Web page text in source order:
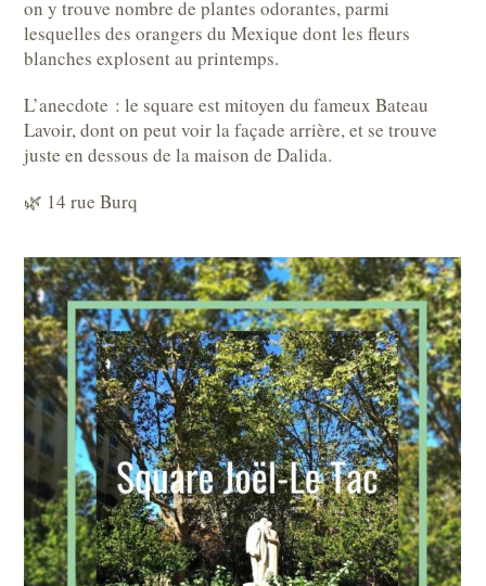
on y trouve nombre de plantes odorantes, parmi
lesquelles des orangers du Mexique dont les fleurs
blanches explosent au printemps.
L’anecdote : le square est mitoyen du fameux Bateau
Lavoir, dont on peut voir la façade arrière, et se trouve
juste en dessous de la maison de Dalida.
🌿 14 rue Burq